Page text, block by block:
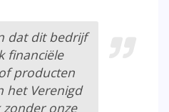
dat dit bedrijf
financiële
producten
het Verenigd
zonder onze